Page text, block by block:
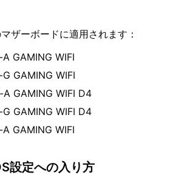
ザーボードに適用されます：
GAMING WIFI
GAMING WIFI
A GAMING WIFI D4
GAMING WIFI D4
GAMING WIFI
設定への入り方